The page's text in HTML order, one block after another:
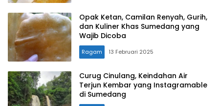
Opak Ketan, Camilan Renyah, Gurih,
dan Kuliner Khas Sumedang yang
Wajib Dicoba
Ragam 13 Februari 2025
Curug Cinulang, Keindahan Air
Terjun Kembar yang Instagramable
di Sumedang